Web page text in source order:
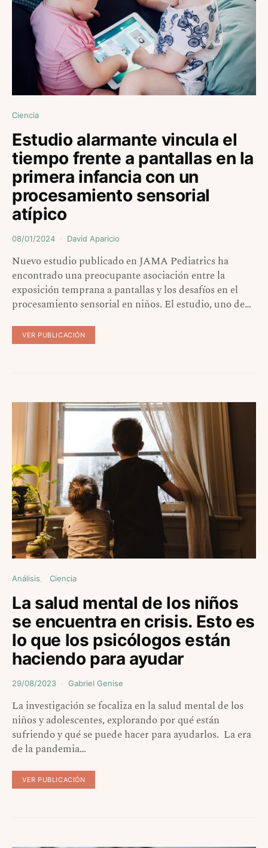
Ciencia
Estudio alarmante vincula el
tiempo frente a pantallas en la
primera infancia con un
procesamiento sensorial
atípico
08/01/2024 David Aparicio
Nuevo estudio publicado en JAMA Pediatrics ha
encontrado una preocupante asociación entre la
exposición temprana a pantallas y los desafíos en el
procesamiento sensorial en niños. El estudio, uno de…
VER PUBLICACIÓN
Análisis Ciencia
La salud mental de los niños
se encuentra en crisis. Esto es
lo que los psicólogos están
haciendo para ayudar
29/08/2023 Gabriel Genise
La investigación se focaliza en la salud mental de los
niños y adolescentes, explorando por qué están
sufriendo y qué se puede hacer para ayudarlos. La era
de la pandemia…
VER PUBLICACIÓN